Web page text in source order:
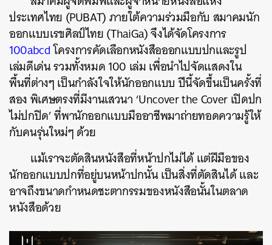
ประเทศไทย (PUBAT) ภายใต้ความร่วมมือกับ สมาคมนัก
ออกแบบเรขศิลป์ไทย (ThaiGa) จึงได้จัดโครงการ
100abcdโครงการคัดเลือกหนังสือออกแบบปกและรูป
เล่มดีเด่น รวมทั้งหมด 100 เล่ม เพื่อนำไปจัดแสดงใน
พื้นที่ต่างๆ เป็นกำลังใจให้นักออกแบบ ปีนี้จัดขึ้นเป็นครั้งที่
สอง พิเศษตรงที่มีงานเสวนา ‘Uncover the Cover เปิดปก
ไม่ปกปิด’ ที่พานักออกแบบมืออาชีพมาถ่ายทอดความรู้ให้
กับคนรุ่นใหม่ๆ ด้วย
แม้เราจะตัดสินหนังสือที่หน้าปกไม่ได้ แต่ฝีมือของ
นักออกแบบปกที่อยู่บนหน้าปกนั้น เป็นสิ่งที่ตัดสินได้ และ
อาจถึงขนาดกำหนดชะตากรรมของหนังสือนั้นในตลาด
หนังสือด้วย